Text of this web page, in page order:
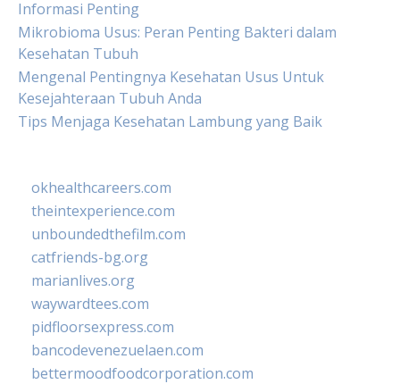
Informasi Penting
Mikrobioma Usus: Peran Penting Bakteri dalam
Kesehatan Tubuh
Mengenal Pentingnya Kesehatan Usus Untuk
Kesejahteraan Tubuh Anda
Tips Menjaga Kesehatan Lambung yang Baik
okhealthcareers.com
theintexperience.com
unboundedthefilm.com
catfriends-bg.org
marianlives.org
waywardtees.com
pidfloorsexpress.com
bancodevenezuelaen.com
bettermoodfoodcorporation.com